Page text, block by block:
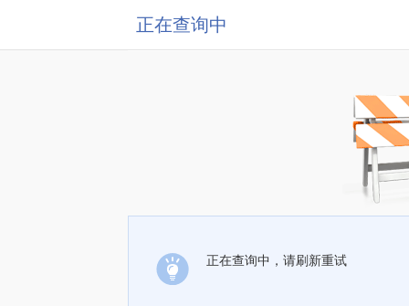
正在查询中
正在查询中，请刷新重试